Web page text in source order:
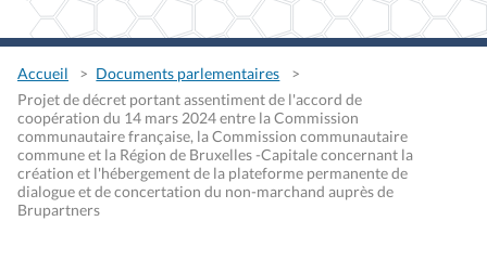
Accueil
Documents parlementaires
Projet de décret portant assentiment de l'accord de
coopération du 14 mars 2024 entre la Commission
communautaire française, la Commission communautaire
commune et la Région de Bruxelles -Capitale concernant la
création et l'hébergement de la plateforme permanente de
dialogue et de concertation du non-marchand auprès de
Brupartners